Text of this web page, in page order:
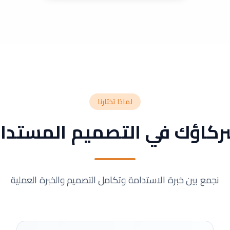
لماذا تختارنا
في التصميم
نجمع بين خبرة الاستدامة وتكامل التصميم والخبرة العملية